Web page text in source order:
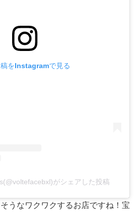
稿をInstagramで見る
がシェアした投稿
うなワクワクするお店ですね！宝